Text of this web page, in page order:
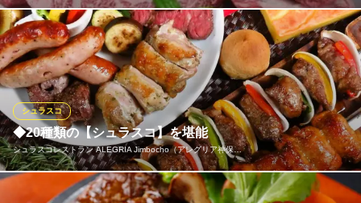
島根県松永牧場で丁寧に育てられた石見牛を一頭買い。温度や湿
度、衛生管理をしっかりした熟成庫でじっくり30日以上寝かせた
熟成肉をご用意しております。
焼肉処 三幸園
30日熟成和牛焼肉
地下鉄半蔵門線神保町駅A4出口 徒歩1分
東京都千代田区神田神保町2-14-2
◆20種類の【シュラスコ】を堪能
シュラスコレストラン ALEGRIA Jimbocho（アレグリア神保…
シュラスコ
肉好き大集合！人気の【シュラスコ】を20種類をご用意しており